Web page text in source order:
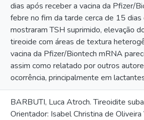
dias após receber a vacina da Pfizer/
febre no fim da tarde cerca de 15
mostraram TSH suprimido, elevação
tireoide com áreas de textura
vacina da Pfizer/Biontech mRNA
assim como relatado por outros
ocorrência, principalmente em
BARBUTI, Luca Atroch. Tireoidite
Orientador: Isabel Christina de